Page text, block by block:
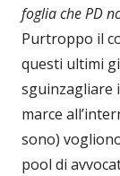
foglia che PD
Purtroppo il
questi ultimi
sguinzagliare
marce
sono)
pool di